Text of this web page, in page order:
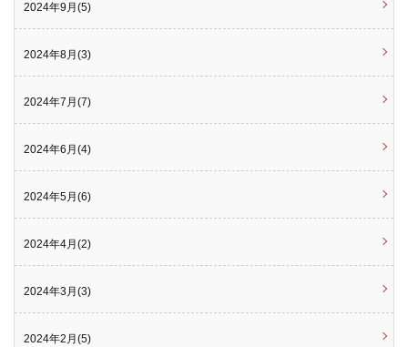
2024年9月(5)
2024年8月(3)
2024年7月(7)
2024年6月(4)
2024年5月(6)
2024年4月(2)
2024年3月(3)
2024年2月(5)